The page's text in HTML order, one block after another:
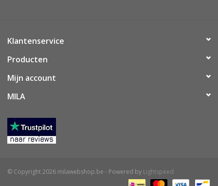
Klantenservice
Producten
Mijn account
MILA
© Copyright 2026 milawebshop.be - Powered by Lightspeed